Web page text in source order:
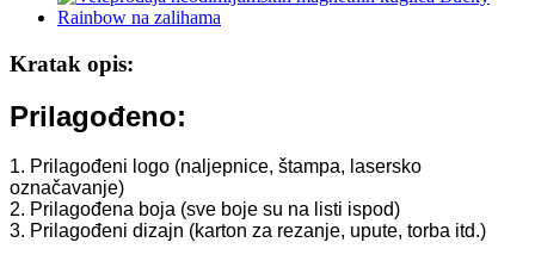
Kratak opis:
Prilagođeno:
1. Prilagođeni logo (naljepnice, štampa, lasersko
označavanje)
2. Prilagođena boja (sve boje su na listi ispod)
3. Prilagođeni dizajn (karton za rezanje, upute, torba itd.)